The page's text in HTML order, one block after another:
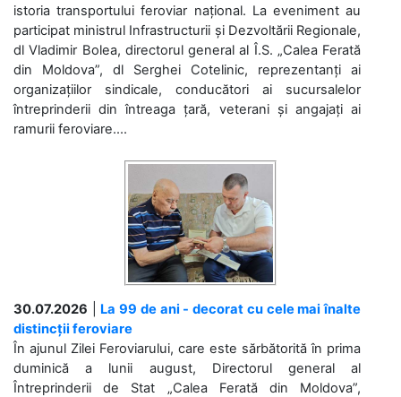
istoria transportului feroviar național. La eveniment au
participat ministrul Infrastructurii și Dezvoltării Regionale,
dl Vladimir Bolea, directorul general al Î.S. „Calea Ferată
din Moldova”, dl Serghei Cotelinic, reprezentanți ai
organizațiilor sindicale, conducători ai sucursalelor
întreprinderii din întreaga țară, veterani și angajați ai
ramurii feroviare....
30.07.2026
La 99 de ani - decorat cu cele mai înalte
distincții feroviare
În ajunul Zilei Feroviarului, care este sărbătorită în prima
duminică a lunii august, Directorul general al
Întreprinderii de Stat „Calea Ferată din Moldova”,